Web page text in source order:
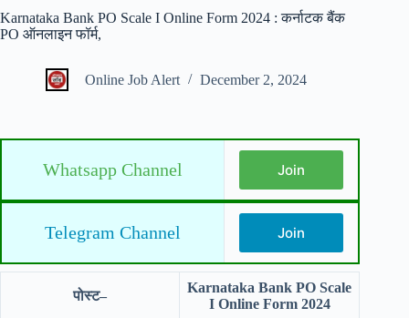
Karnataka Bank PO Scale I Online Form 2024 : कर्नाटक बैंक
PO ऑनलाइन फॉर्म,
Online Job Alert December 2, 2024
Whatsapp Channel Join
Telegram Channel Join
पोस्ट–
Karnataka Bank PO Scale
I Online Form 2024